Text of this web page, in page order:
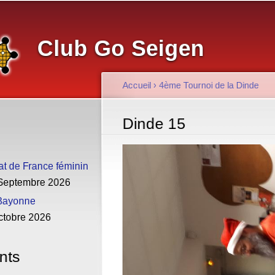
Club Go Seigen
de France féminin
2026
2026
Vous êtes ici
Accueil › 4ème Tournoi de la Dinde
Dinde 15